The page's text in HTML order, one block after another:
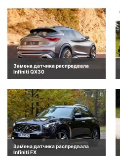
Замена датчика распредвала
Infiniti QX30
Замена датчика распредвала
Infiniti FX